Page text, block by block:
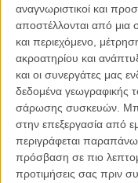
αναγνωριστικοί και
αποστέλλονται από μια
και περιεχόμενο,
ακροατηρίου και
και οι συνεργάτες μας
δεδομένα γεωγραφικής
σάρωσης συσκευών.
στην επεξεργασία από
περιγράφεται
πρόσβαση σε πιο
προτιμήσεις σας πριν
εκδρομείς που
του μήνα.
Δε βοήθησαν, πάντως,
«Μην Ανοίγεις την Πόρτα»
του, ούτε και το χλιαρό
Πιθήκων». Όχι πως η
κοινό: να θυμίσουμε πως
Εξέγερση», είχε κόψει
δεύτερη, «Η Αυγή»,
51.937 το 2017, έχοντας